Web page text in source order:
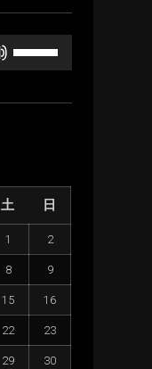
リ
節
に
上
矢
印
キ
土 日
1 2
8 9
15 16
22 23
29 30